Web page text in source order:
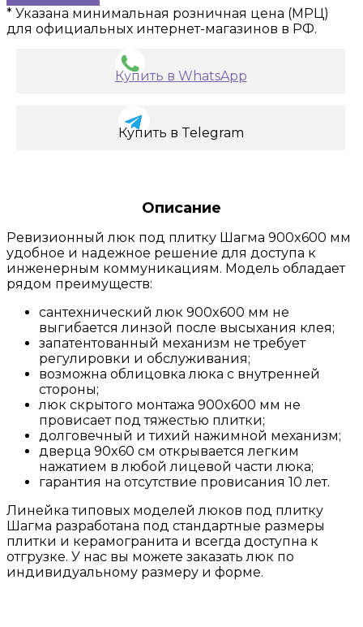
* Указана минимальная розничная цена (МРЦ)
для официальных интернет-магазинов в РФ.
Купить в WhatsApp
Купить в Telegram
Описание
Ревизионный люк под плитку Шагма 900x600 мм
удобное и надежное решение для доступа к
инженерным коммуникациям. Модель обладает
рядом преимуществ:
сантехнический люк 900x600 мм не
выгибается линзой после высыхания клея;
запатентованный механизм не требует
регулировки и обслуживания;
возможна облицовка люка с внутренней
стороны;
люк скрытого монтажа 900x600 мм не
провисает под тяжестью плитки;
долговечный и тихий нажимной механизм;
дверца 90x60 см открывается легким
нажатием в любой лицевой части люка;
гарантия на отсутствие провисания 10 лет.
Линейка типовых моделей люков под плитку
Шагма разработана под стандартные размеры
плитки и керамогранита и всегда доступна к
отгрузке. У нас вы можете заказать люк по
индивидуальному размеру и форме.